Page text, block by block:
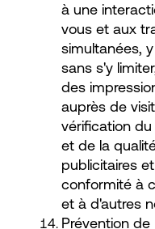
à une
vous et aux
simultanées,
sans s'y
des
auprès de
vérification
et de la
publicitaires
conformité à
et à d'autres
Prévention